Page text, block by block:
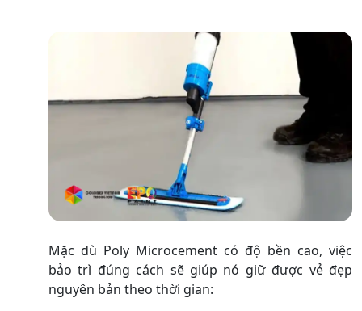
Mặc dù Poly Microcement có độ bền cao, việc
bảo trì đúng cách sẽ giúp nó giữ được vẻ đẹp
nguyên bản theo thời gian: